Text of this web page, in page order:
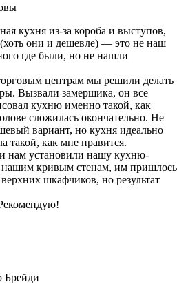
кухня из-за короба и выступов,
они и дешевле) — это не наш
где были, но не нашли
центрам мы решили делать
Вызвали замерщика, он все
кухню именно такой, как
сложилась окончательно. Не
вариант, но кухня идеально
такой, как мне нравится.
нам установили нашу кухню-
нашим кривым стенам, им пришлось
шкафчиков, но результат
Брейди